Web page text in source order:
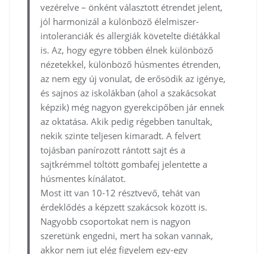
vezérelve – önként választott étrendet jelent,
jól harmonizál a különböző élelmiszer-
intoleranciák és allergiák követelte diétákkal
is. Az, hogy egyre többen élnek különböző
nézetekkel, különböző húsmentes étrenden,
az nem egy új vonulat, de erősödik az igénye,
és sajnos az iskolákban (ahol a szakácsokat
képzik) még nagyon gyerekcipőben jár ennek
az oktatása. Akik pedig régebben tanultak,
nekik szinte teljesen kimaradt. A felvert
tojásban panírozott rántott sajt és a
sajtkrémmel töltött gombafej jelentette a
húsmentes kínálatot.
Most itt van 10-12 résztvevő, tehát van
érdeklődés a képzett szakácsok között is.
Nagyobb csoportokat nem is nagyon
szeretünk engedni, mert ha sokan vannak,
akkor nem jut elég figyelem egy-egy